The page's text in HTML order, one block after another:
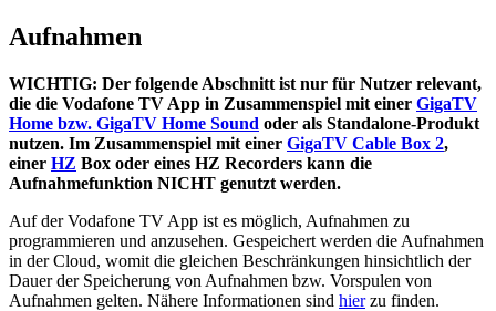
Aufnahmen
WICHTIG: Der folgende Abschnitt ist nur für Nutzer relevant,
die die Vodafone TV App in Zusammenspiel mit einer GigaTV
Home bzw. GigaTV Home Sound oder als Standalone-Produkt
nutzen. Im Zusammenspiel mit einer GigaTV Cable Box 2,
einer HZ Box oder eines HZ Recorders kann die
Aufnahmefunktion NICHT genutzt werden.
Auf der Vodafone TV App ist es möglich, Aufnahmen zu
programmieren und anzusehen. Gespeichert werden die Aufnahmen
in der Cloud, womit die gleichen Beschränkungen hinsichtlich der
Dauer der Speicherung von Aufnahmen bzw. Vorspulen von
Aufnahmen gelten. Nähere Informationen sind hierzu finden.